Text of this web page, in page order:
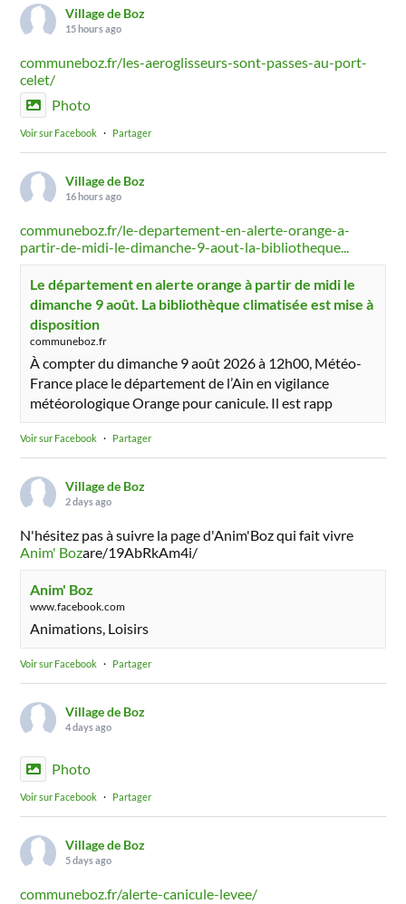
Village de Boz
15 hours ago
communeboz.fr/les-aeroglisseurs-sont-passes-au-port-
celet/
Photo
Voir sur Facebook · Partager
Village de Boz
16 hours ago
communeboz.fr/le-departement-en-alerte-orange-a-
partir-de-midi-le-dimanche-9-aout-la-bibliotheque...
Le département en alerte orange à partir de midi le
dimanche 9 août. La bibliothèque climatisée est mise à
disposition
communeboz.fr
À compter du dimanche 9 août 2026 à 12h00, Météo-
France place le département de l’Ain en vigilance
météorologique Orange pour canicule. Il est rapp
Voir sur Facebook · Partager
Village de Boz
2 days ago
N'hésitez pas à suivre la page d'Anim'Boz qui fait vivre
Anim' Bozare/19AbRkAm4i/
Anim' Boz
www.facebook.com
Animations, Loisirs
Voir sur Facebook · Partager
Village de Boz
4 days ago
Photo
Voir sur Facebook · Partager
Village de Boz
5 days ago
communeboz.fr/alerte-canicule-levee/